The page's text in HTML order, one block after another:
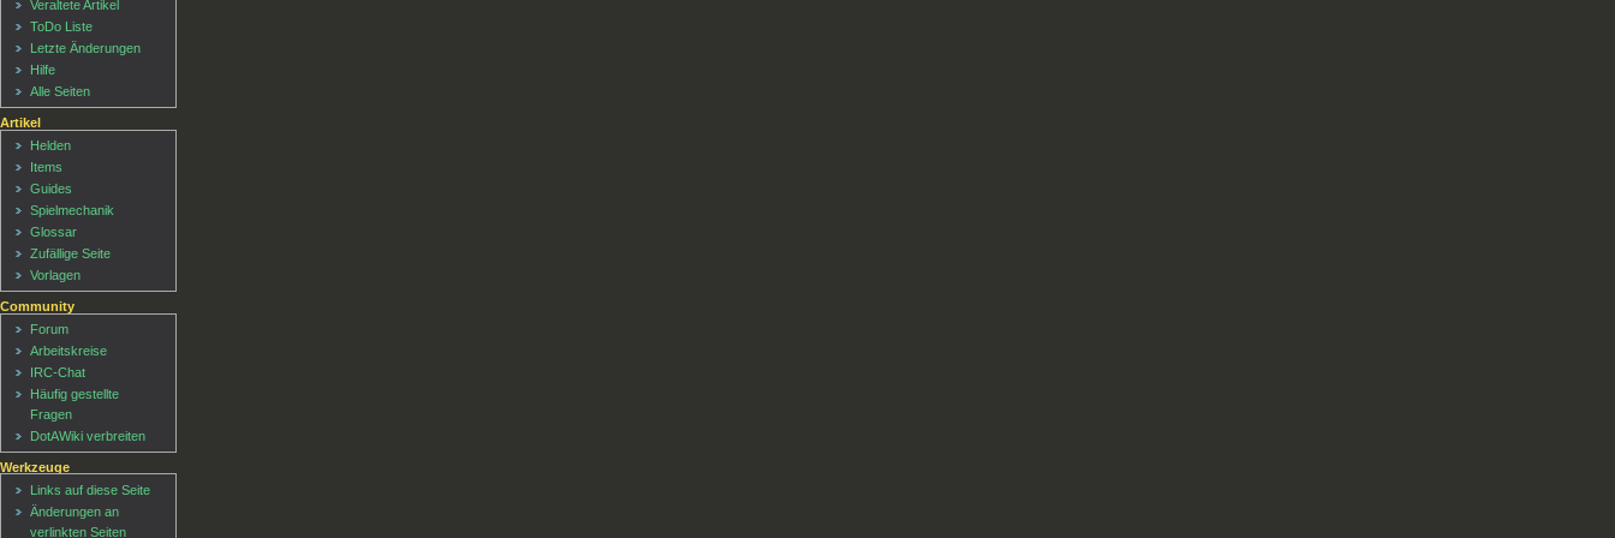
Veraltete Artikel
ToDo Liste
Letzte Änderungen
Hilfe
Alle Seiten
Artikel
Helden
Items
Guides
Spielmechanik
Glossar
Zufällige Seite
Vorlagen
Community
Forum
Arbeitskreise
IRC-Chat
Häufig gestellte
Fragen
DotAWiki verbreiten
Werkzeuge
Links auf diese Seite
Änderungen an
verlinkten Seiten